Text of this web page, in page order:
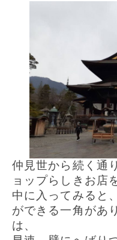
仲見世から続く通
ョップらしきお店
中に入ってみると
ができる一角があ
は、